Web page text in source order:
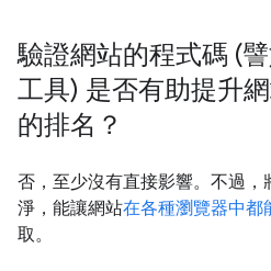
驗證網站的程式碼 (
工具) 是否有助提升
的排名？
否，至少沒有直接影響。不過，
淨，能讓網站在各種瀏覽器中都
取。